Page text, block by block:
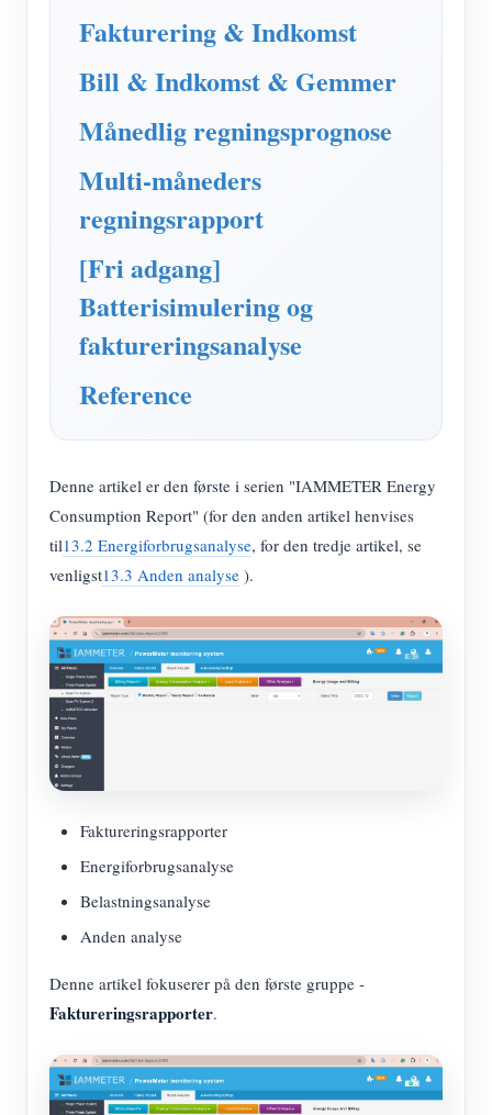
Virtuel måler
Energiprognose og -simuleringssystem
Ansøgninger
Solar PV System Energimonitor
Overvågning af elforbrug
PV-varmestyringssystem
Home Automation
Fabrikkens energiovervågning
butik
Ressourcer
Produkt lynstart
Dokument
Tutorial video
FAQ
Nyheder
Blogs
Fællesskab
Udvikler
Belønningsprogram
Fakturering & Indkomst
Bill & Indkomst & Gemmer
Månedlig regningsprognose
Multi-måneders
regningsrapport
[Fri adgang]
Batterisimulering og
faktureringsanalyse
Reference
Denne artikel er den første i serien "IAMMETER Energy
Consumption Report" (for den anden artikel henvises
til13.2 Energiforbrugsanalyse, for den tredje artikel, se
venligst13.3 Anden analyse ).
Faktureringsrapporter
Energiforbrugsanalyse
Belastningsanalyse
Anden analyse
Denne artikel fokuserer på den første gruppe -
Faktureringsrapporter.